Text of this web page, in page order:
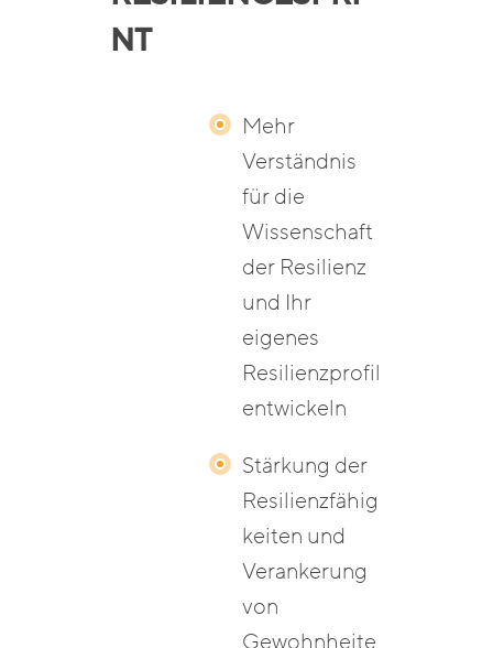
NT
Mehr
Verständnis
für die
Wissenschaft
der Resilienz
und Ihr
eigenes
Resilienzprofil
entwickeln
Stärkung der
Resilienzfähig
keiten und
Verankerung
von
Gewohnheite